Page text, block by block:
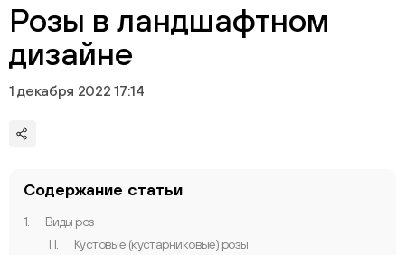
Розы в ландшафтном
дизайне
1 декабря 2022 17:14
Содержание статьи
1.
Виды роз
1.1.
Кустовые (кустарниковые) розы